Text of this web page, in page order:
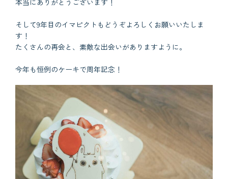
本当にありがとうございます！
そして9年目のイマピクトもどうぞよろしくお願いいたしま
す！
たくさんの再会と、素敵な出会いがありますように。
今年も恒例のケーキで周年記念！